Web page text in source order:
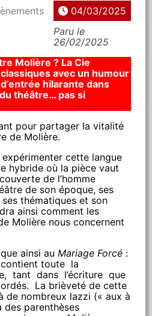
04/03/2025
Paru le
26/02/2025
Molière ? La Cie
avec un humour
hilarante dans
théâtre… pas si
pour partager la vitalité
de Molière.
cette langue
hybride où la pièce vaut
de l’homme
de son époque, ses
thématiques et son
ainsi comment les
Molière nous concernent
ainsi auMariage Forcé :
toute la
tant dans l’écriture que
La brièveté de cette
de nombreux lazzi (« aux à
des parenthèses